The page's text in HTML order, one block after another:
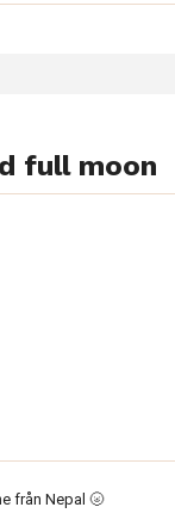
full moon
från Nepal 🌝